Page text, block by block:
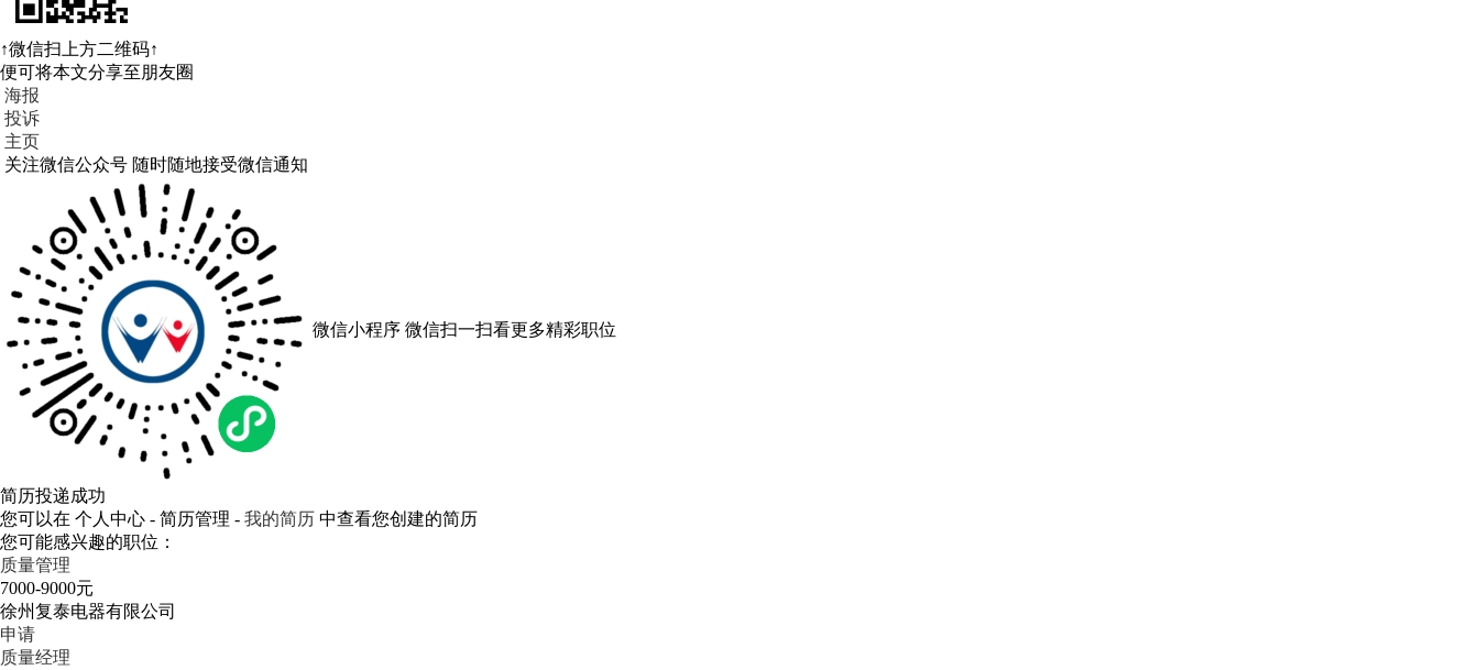
↑微信扫上方二维码↑
便可将本文分享至朋友圈
海报
投诉
主页
关注微信公众号 随时随地接受微信通知
微信小程序 微信扫一扫看更多精彩职位
简历投递成功
您可以在 个人中心 - 简历管理 - 我的简历 中查看您创建的简历
您可能感兴趣的职位：
质量管理
7000-9000元
徐州复泰电器有限公司
申请
质量经理